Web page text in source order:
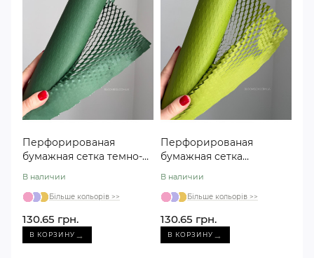
Перфорированая
бумажная сетка темно-
В наличии
Більше кольорів >>
130.65 грн.
В КОРЗИНУ →
Перфорированая
бумажная сетка
В наличии
Більше кольорів >>
130.65 грн.
В КОРЗИНУ →